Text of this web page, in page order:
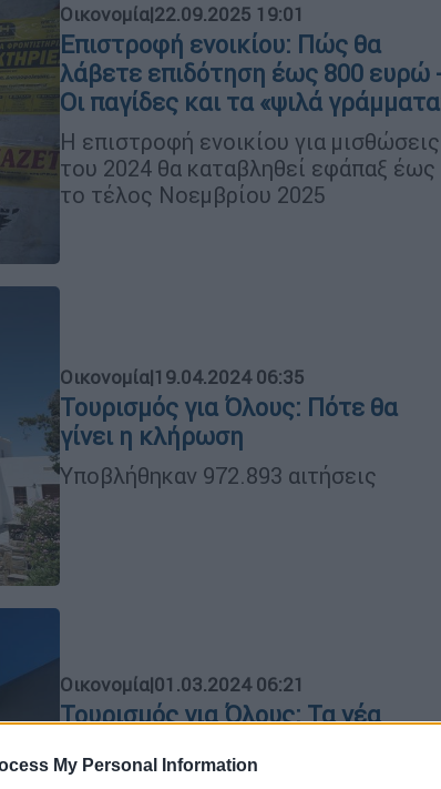
My Personal Information
Οικονομία|22.09.2025 19:01
Επιστροφή ενοικίου: Πώς θα
λάβετε επιδότηση έως 800 ευρώ
Οι παγίδες και τα «ψιλά
Η επιστροφή ενοικίου για μισθώσεις
του 2024 θα καταβληθεί εφάπαξ έως
το τέλος Νοεμβρίου 2025
Οικονομία|19.04.2024 06:35
Τουρισμός για Όλους: Πότε θα
γίνει η κλήρωση
Υποβλήθηκαν 972.893 αιτήσεις
Οικονομία|01.03.2024 06:21
Τουρισμός για Όλους: Τα νέα
προγράμματος